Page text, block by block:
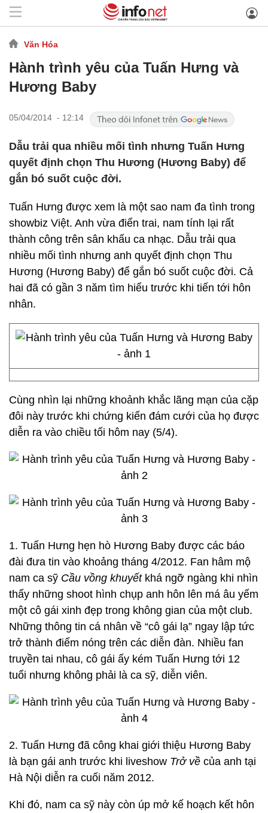
Văn Hóa
Hành trình yêu của Tuấn Hưng và
Hương Baby
05/04/2014 - 12:14
Dẫu trải qua nhiều mối tình nhưng Tuấn Hưng
quyết định chọn Thu Hương (Hương Baby) để
gắn bó suốt cuộc đời.
Tuấn Hưng được xem là một sao nam đa tình trong
showbiz Việt. Anh vừa điển trai, nam tính lại rất
thành công trên sân khấu ca nhạc. Dẫu trải qua
nhiều mối tình nhưng anh quyết định chọn Thu
Hương (Hương Baby) để gắn bó suốt cuộc đời. Cả
hai đã có gần 3 năm tìm hiểu trước khi tiến tới hôn
nhân.
Cùng nhìn lại những khoảnh khắc lãng mạn của cặp
đôi này trước khi chứng kiến đám cưới của họ được
diễn ra vào chiều tối hôm nay (5/4).
1. Tuấn Hưng hẹn hò Hương Baby được các báo
đài đưa tin vào khoảng tháng 4/2012. Fan hâm mộ
nam ca sỹ Cầu vồng khuyết khá ngỡ ngàng khi nhìn
thấy những shoot hình chụp anh hôn lên má âu yếm
một cô gái xinh đẹp trong không gian của một club.
Những thông tin cá nhân về “cô gái lạ” ngay lập tức
trở thành điểm nóng trên các diễn đàn. Nhiều fan
truyền tai nhau, cô gái ấy kém Tuấn Hưng tới 12
tuổi nhưng không phải là ca sỹ, diễn viên.
2. Tuấn Hưng đã công khai giới thiệu Hương Baby
là bạn gái anh trước khi liveshow Trở về của anh tại
Hà Nội diễn ra cuối năm 2012.
Khi đó, nam ca sỹ này còn úp mở kế hoạch kết hôn